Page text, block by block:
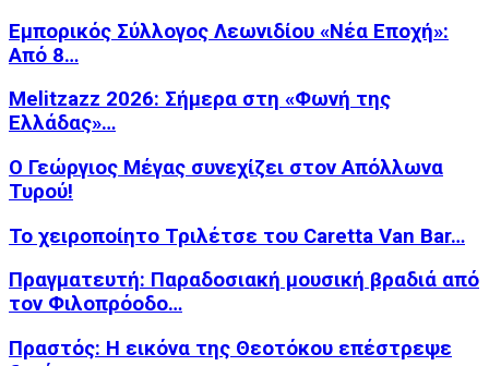
Εμπορικός Σύλλογος Λεωνιδίου «Νέα Εποχή»:
Από 8…
Melitzazz 2026: Σήμερα στη «Φωνή της
Ελλάδας»…
Ο Γεώργιος Μέγας συνεχίζει στον Απόλλωνα
Τυρού!
Το χειροποίητο Τριλέτσε του Caretta Van Bar…
Πραγματευτή: Παραδοσιακή μουσική βραδιά από
τον Φιλοπρόοδο…
Πραστός: Η εικόνα της Θεοτόκου επέστρεψε